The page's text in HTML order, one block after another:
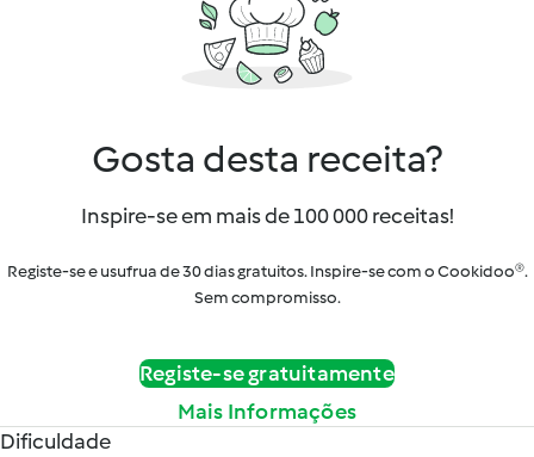
Gosta desta receita?
Inspire-se em mais de 100 000 receitas!
Registe-se e usufrua de 30 dias gratuitos. Inspire-se com o Cookidoo®.
Sem compromisso.
Registe-se gratuitamente
Mais Informações
Dificuldade